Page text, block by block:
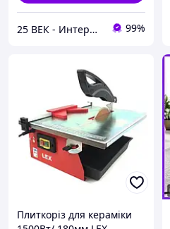
25 ВЕК - Интернет-Магазин: электрический, бензиновый, аккумуляторный инструмент и строительство. 99%
Плиткоріз для кераміки